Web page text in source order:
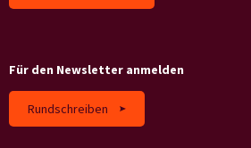
Für den Newsletter anmelden
Rundschreiben